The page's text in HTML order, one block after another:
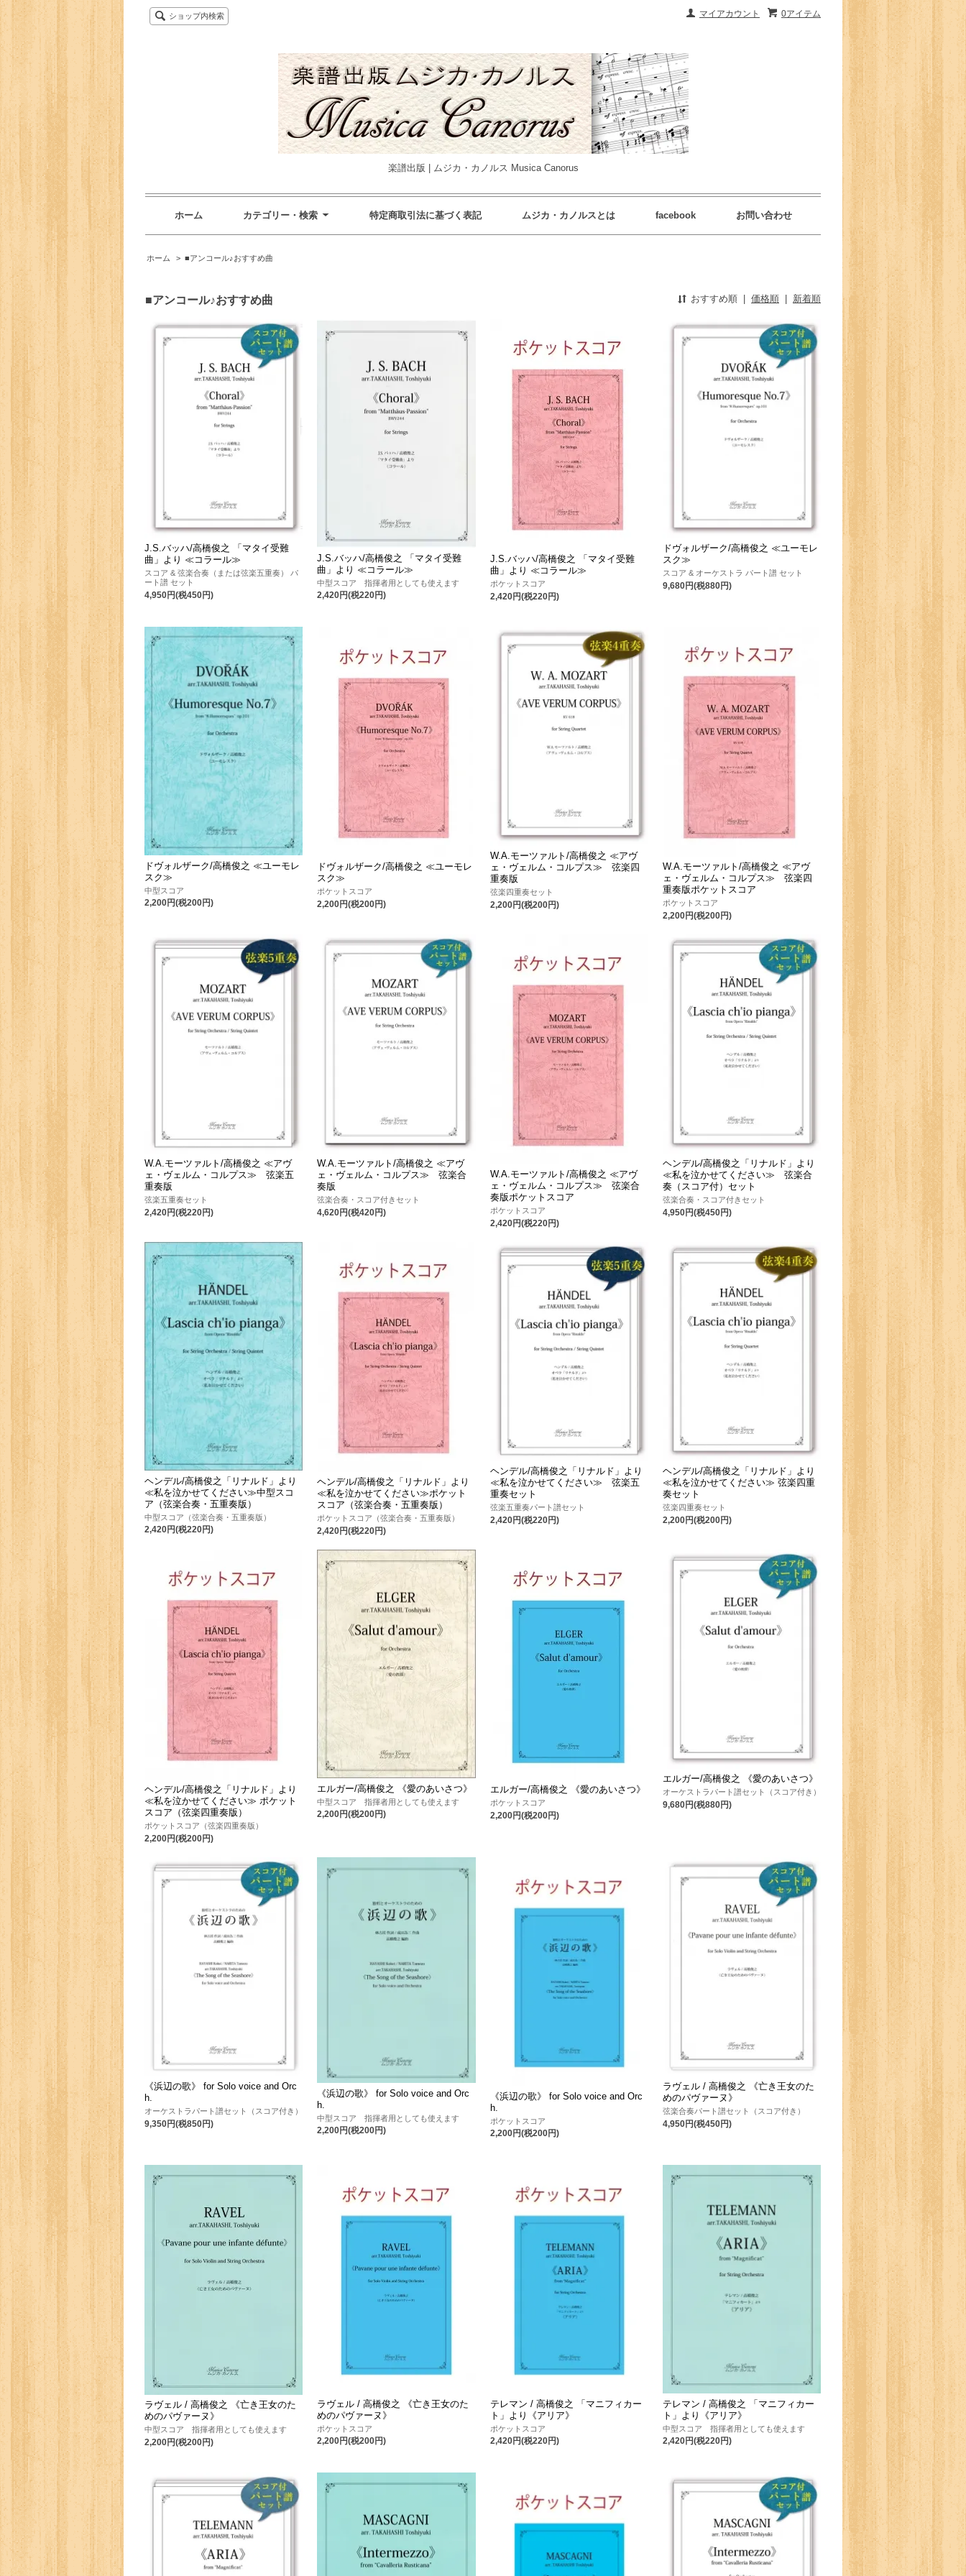
0アイテム
マイアカウント
ショップ内検索
楽譜出版 | ムジカ・カノルス Musica Canorus
ホーム カテゴリー・検索 特定商取引法に基づく表記 ムジカ・カノルスとは facebook お問い合わせ
ホーム > ■アンコール♪おすすめ曲
■アンコール♪おすすめ曲 おすすめ順 | 価格順 | 新着順
J.S.バッハ/高橋俊之 「マタイ受難
曲」より ≪コラール≫
スコア & 弦楽合奏（または弦楽五重奏） パ
ート譜 セット
4,950円(税450円)
J.S.バッハ/高橋俊之 「マタイ受難
曲」より ≪コラール≫
中型スコア 指揮者用としても使えます
2,420円(税220円)
J.S.バッハ/高橋俊之 「マタイ受難
曲」より ≪コラール≫
ポケットスコア
2,420円(税220円)
ドヴォルザーク/高橋俊之 ≪ユーモレ
スク≫
スコア & オーケストラ パート譜 セット
9,680円(税880円)
ドヴォルザーク/高橋俊之 ≪ユーモレ
スク≫
中型スコア
2,200円(税200円)
ドヴォルザーク/高橋俊之 ≪ユーモレ
スク≫
ポケットスコア
2,200円(税200円)
W.A.モーツァルト/高橋俊之 ≪アヴ
ェ・ヴェルム・コルプス≫ 弦楽四
重奏版
弦楽四重奏セット
2,200円(税200円)
W.A.モーツァルト/高橋俊之 ≪アヴ
ェ・ヴェルム・コルプス≫ 弦楽四
重奏版ポケットスコア
ポケットスコア
2,200円(税200円)
W.A.モーツァルト/高橋俊之 ≪アヴ
ェ・ヴェルム・コルプス≫ 弦楽五
重奏版
弦楽五重奏セット
2,420円(税220円)
W.A.モーツァルト/高橋俊之 ≪アヴ
ェ・ヴェルム・コルプス≫ 弦楽合
奏版
弦楽合奏・スコア付きセット
4,620円(税420円)
W.A.モーツァルト/高橋俊之 ≪アヴ
ェ・ヴェルム・コルプス≫ 弦楽合
奏版ポケットスコア
ポケットスコア
2,420円(税220円)
ヘンデル/高橋俊之「リナルド」より
≪私を泣かせてください≫ 弦楽合
奏（スコア付）セット
弦楽合奏・スコア付きセット
4,950円(税450円)
ヘンデル/高橋俊之「リナルド」より
≪私を泣かせてください≫中型スコ
ア（弦楽合奏・五重奏版）
中型スコア（弦楽合奏・五重奏版）
2,420円(税220円)
ヘンデル/高橋俊之「リナルド」より
≪私を泣かせてください≫ポケット
スコア（弦楽合奏・五重奏版）
ポケットスコア（弦楽合奏・五重奏版）
2,420円(税220円)
ヘンデル/高橋俊之「リナルド」より
≪私を泣かせてください≫ 弦楽五
重奏セット
弦楽五重奏パート譜セット
2,420円(税220円)
ヘンデル/高橋俊之「リナルド」より
≪私を泣かせてください≫ 弦楽四重
奏セット
弦楽四重奏セット
2,200円(税200円)
ヘンデル/高橋俊之「リナルド」より
≪私を泣かせてください≫ ポケット
スコア（弦楽四重奏版）
ポケットスコア（弦楽四重奏版）
2,200円(税200円)
エルガー/高橋俊之 《愛のあいさつ》
中型スコア 指揮者用としても使えます
2,200円(税200円)
エルガー/高橋俊之 《愛のあいさつ》
ポケットスコア
2,200円(税200円)
エルガー/高橋俊之 《愛のあいさつ》
オーケストラパート譜セット（スコア付き）
9,680円(税880円)
《浜辺の歌》 for Solo voice and Orc
h.
オーケストラパート譜セット（スコア付き）
9,350円(税850円)
《浜辺の歌》 for Solo voice and Orc
h.
中型スコア 指揮者用としても使えます
2,200円(税200円)
《浜辺の歌》 for Solo voice and Orc
h.
ポケットスコア
2,200円(税200円)
ラヴェル / 高橋俊之 《亡き王女のた
めのパヴァーヌ》
弦楽合奏パート譜セット（スコア付き）
4,950円(税450円)
ラヴェル / 高橋俊之 《亡き王女のた
めのパヴァーヌ》
中型スコア 指揮者用としても使えます
2,200円(税200円)
ラヴェル / 高橋俊之 《亡き王女のた
めのパヴァーヌ》
ポケットスコア
2,200円(税200円)
テレマン / 高橋俊之 「マニフィカー
ト」より《アリア》
ポケットスコア
2,420円(税220円)
テレマン / 高橋俊之 「マニフィカー
ト」より《アリア》
中型スコア 指揮者用としても使えます
2,420円(税220円)